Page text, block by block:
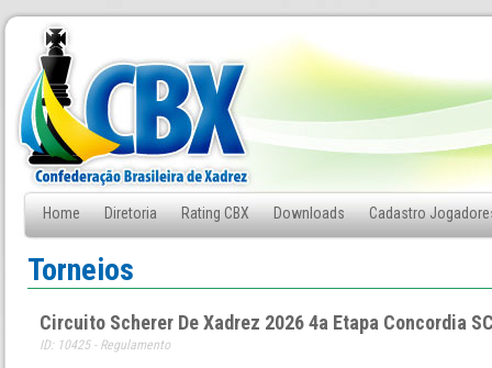
Home Diretoria Rating CBX Downloads Cadastro
Fale Conosco
Torneios
Circuito Scherer De Xadrez 2026 4a Etapa Concordia
ID: 10425 - Regulamento